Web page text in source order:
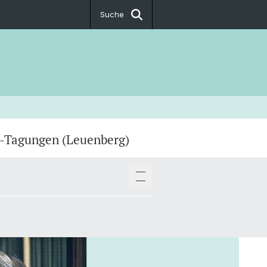
Suche
Fakultät (Theological
(Leuenberg)